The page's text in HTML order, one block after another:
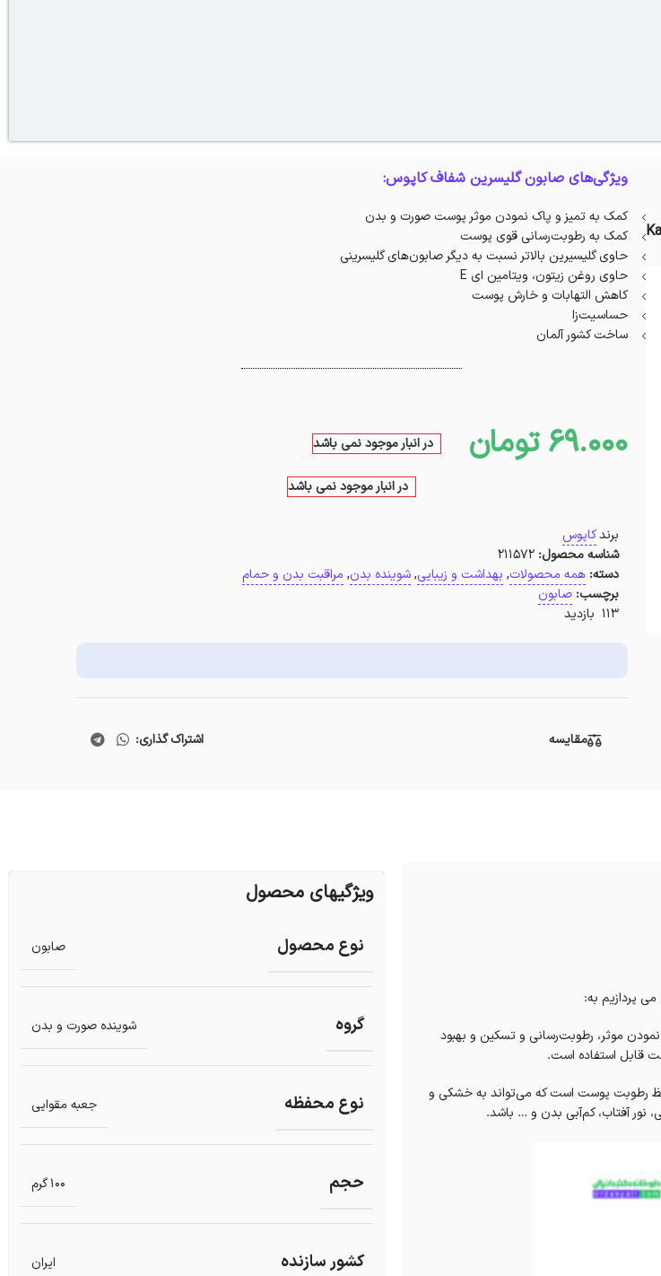
ویژگی‌های صابون گلیسرین شفاف کاپوس:
کمک به تمیز و پاک نمودن موثر پوست صورت و بدن
کمک به رطوبت‌رسانی قوی پوست
حاوی گلیسیرین بالاتر نسبت به دیگر صابون‌های گلیسرینی
حاوی روغن زیتون، ویتامین ای E
کاهش التهابات و خارش پوست
حساسیت‌زا
ساخت کشور آلمان
69.000 تومان در انبار موجود نمی باشد
در انبار موجود نمی باشد
برندکاپوس
شناسه محصول:211572
دسته: همه محصولات, بهداشت و زیبایی, شوینده بدن, مراقبت بدن و حمام
برچسب: صابون
113 بازدید
مقایسه اشتراک گذاری:
می پردازیم به:
موثر، رطوبت‌رسانی و تسکین و بهبود
قابل استفاده است.
رطوبت پوست است که می‌تواند به خشکی و
آفتاب، کم‌آبی بدن و … باشد.
ویژگیهای محصول
نوع محصول صابون
گروه شوینده صورت و بدن
نوع محفظه جعبه مقوایی
حجم 100 گرم
کشور سازنده ایران